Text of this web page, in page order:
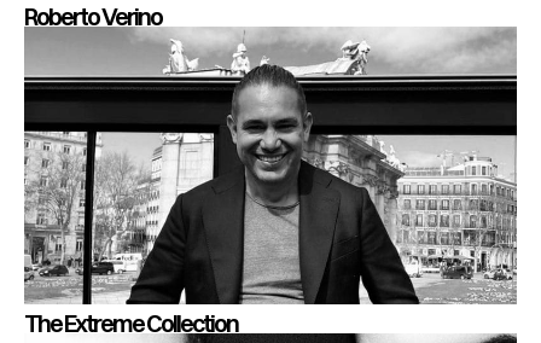
Roberto Verino
The Extreme Collection